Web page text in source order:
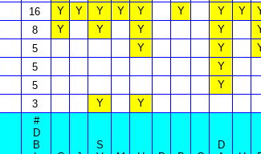
16 Y Y Y Y Y Y Y Y
8 Y Y Y Y
5 Y Y
5 Y
5 Y
3 Y Y
#
D
B
S
D